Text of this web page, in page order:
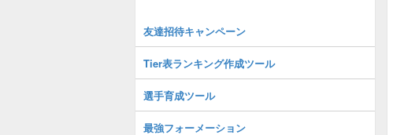
友達招待キャンペーン
Tier表ランキング作成ツール
選手育成ツール
最強フォーメーション